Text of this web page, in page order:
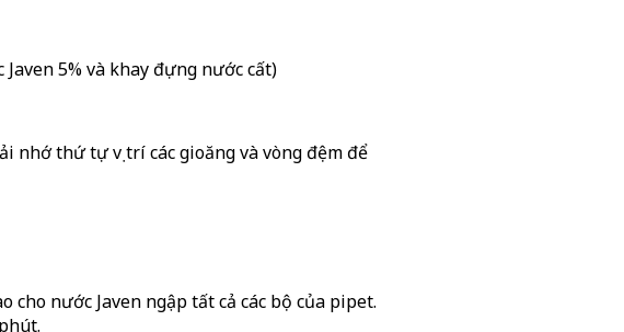
5% và khay đựng nước cất)
nhớ thứ tự vị trí các gioăng và vòng đệm để
cho nước Javen ngập tất cả các bộ của pipet.